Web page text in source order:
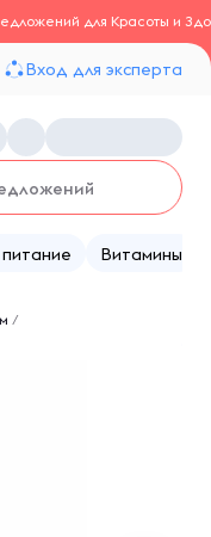
для Красоты и
Вход для эксперта
Витамины
/